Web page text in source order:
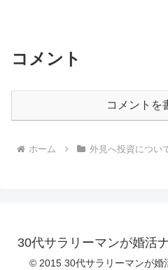
コメント
コメントを
ホーム 外見へ投資につい
30代サラリーマンが婚活
© 2015 30代サラリーマンが婚